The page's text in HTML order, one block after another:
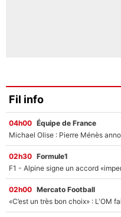
Fil info
04h00 Équipe de France
02h30 Formule1
02h00 Mercato Football